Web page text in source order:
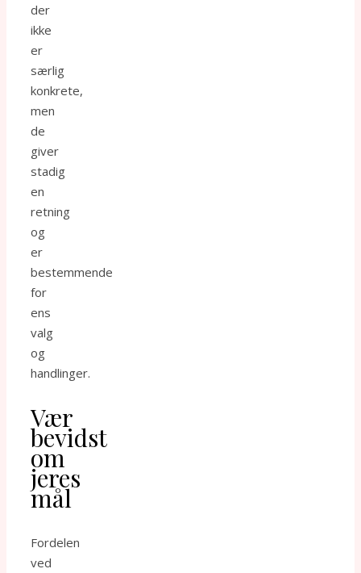
der
ikke
er
særlig
konkrete,
men
de
giver
stadig
en
retning
og
er
bestemmende
for
ens
valg
og
handlinger.
Vær
bevidst
om
jeres
mål
Fordelen
ved